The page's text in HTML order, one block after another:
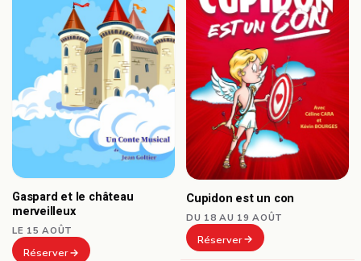
Gaspard et le château
merveilleux
LE 15 AOÛT
Réserver
Cupidon est un con
DU 18 AU 19 AOÛT
Réserver